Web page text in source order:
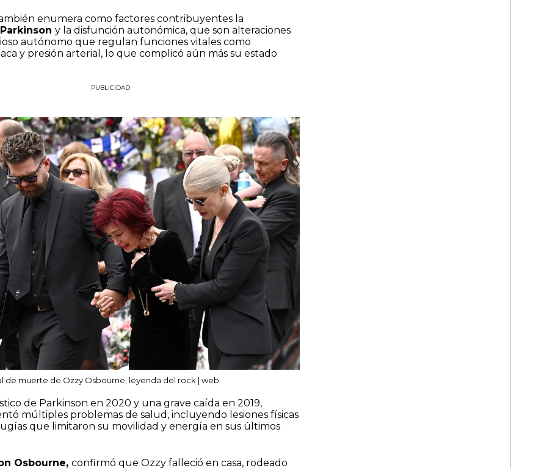
enumera como factores contribuyentes la
Parkinson y la disfunción autonómica, que son alteraciones
autónomo que regulan funciones vitales como
y presión arterial, lo que complicó aún más su estado
PUBLICIDAD
de muerte de Ozzy Osbourne, leyenda del rock | web
de Parkinson en 2020 y una grave caída en 2019,
múltiples problemas de salud, incluyendo lesiones físicas
que limitaron su movilidad y energía en sus últimos
Osbourne, confirmó que Ozzy falleció en casa, rodeado